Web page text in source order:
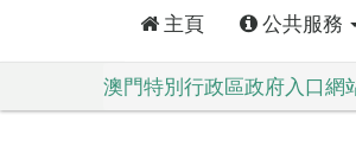
主頁 公共服務
澳門特別行政區政府入口網